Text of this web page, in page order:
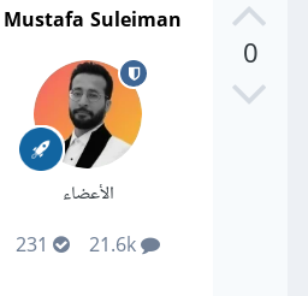
0
Mustafa Suleiman
الأعضاء